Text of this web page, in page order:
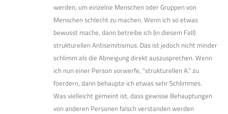
werden, um einzelne Menschen oder Gruppen von
Menschen schlecht zu machen. Wenn ich so etwas
bewusst mache, dann betreibe ich (in diesem Fall)
strukturellen Antisemitismus. Das ist jedoch nicht minder
schlimm als die Abneigung direkt auszusprechen. Wenn
ich nun einer Person vorwerfe, “strukturellen A.” zu
foerdern, dann behaupte ich etwas sehr Schlimmes.
Was vielleicht gemeint ist, dass gewisse Behauptungen
von anderen Personen falsch verstanden werden